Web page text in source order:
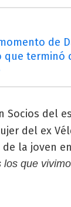
de
que terminó
Socios del
del ex
la joven
que